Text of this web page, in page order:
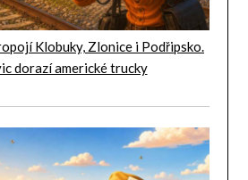
Klobuky, Zlonice i Podřipsko.
dorazí americké trucky